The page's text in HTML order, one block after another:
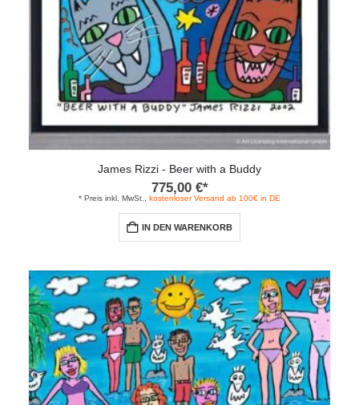
gewählt
werden
James Rizzi - Beer with a Buddy
775,00 €*
* Preis inkl. MwSt., kostenloser Versand ab 100€ in DE
IN DEN WARENKORB